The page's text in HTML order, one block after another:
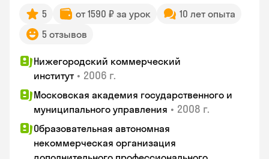
5 от 1590 ₽ за урок
10 лет опыта
5 отзывов
Нижегородский коммерческий
институт • 2006 г.
Московская академия государственного и
муниципального управления • 2008 г.
Образовательная автономная
некоммерческая организация